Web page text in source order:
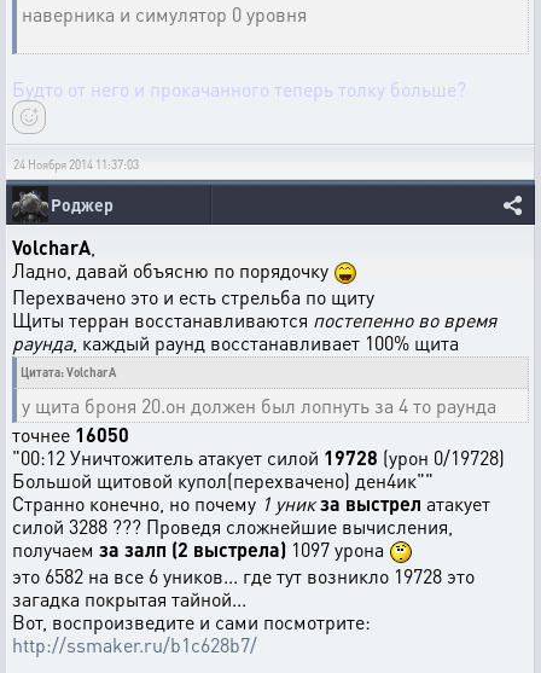
наверника и симулятор 0 уровня
Будто от него и прокачанного теперь толку больше?
24 Ноября 2014 11:37:03
Роджер
VolcharA
Ладно, давай объясню по порядочку
Перехвачено это и есть стрельба по щиту
Щиты терран восстанавливаются постепенно во время
раунда, каждый раунд восстанавливает 100% щита
Цитата: VolcharA
у щита броня 20.он должен был лопнуть за 4 то раунда
точнее 16050
"00:12 Уничтожитель атакует силой 19728 (урон 0/19728)
Большой щитовой купол(перехвачено) ден4ик""
Странно конечно, но почему 1 уникза выстрел атакует
силой 3288 ??? Проведя сложнейшие вычисления,
получаем за залп (2 выстрела) 1097 урона
это 6582 на все 6 уников... где тут возникло 19728 это
загадка покрытая тайной...
Вот, воспроизведите и сами посмотрите:
http://ssmaker.ru/b1c628b7/